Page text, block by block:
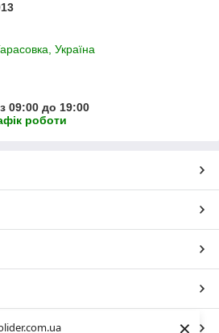
Україна
09:00 до 19:00
роботи